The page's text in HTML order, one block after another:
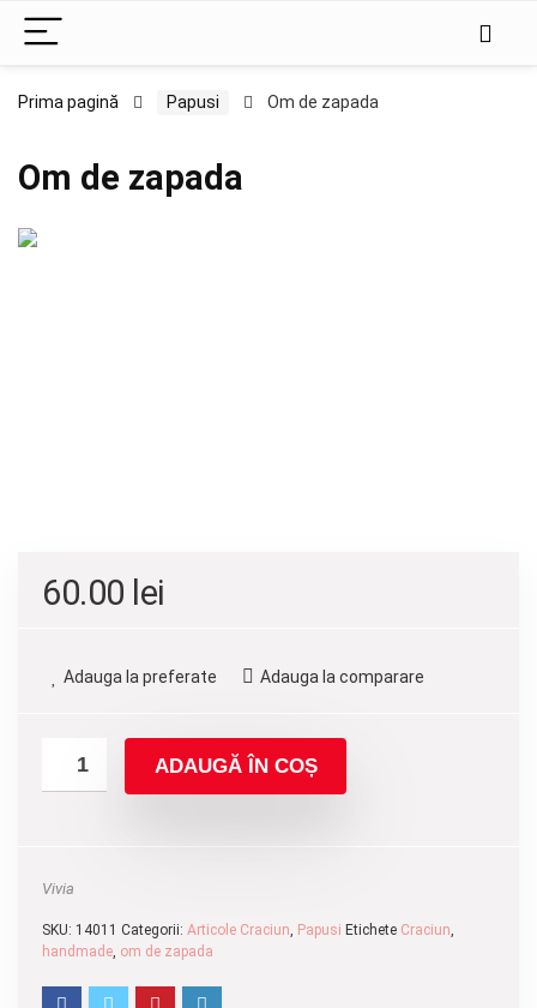
Prima pagină Papusi Om de zapada
Om de zapada
60.00 lei
Adauga la preferate Adauga la comparare
ADAUGĂ ÎN COȘ
Vivia
SKU: 14011 Categorii: Articole Craciun, Papusi Etichete Craciun,
handmade, om de zapada